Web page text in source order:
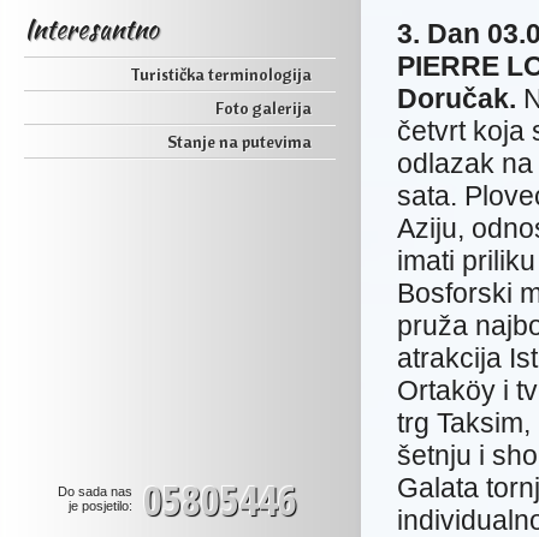
Interesantno
Turistička terminologija
Foto galerija
Stanje na putevima
Do sada nas
je posjetilo:
05805446
3. Dan
PIERRE
Doručak.
četvrt koja
odlazak
sata.
Aziju,
imati
Bosforski
pruža
atrakcija
Ortaköy i
trg
šetnju i
Galata